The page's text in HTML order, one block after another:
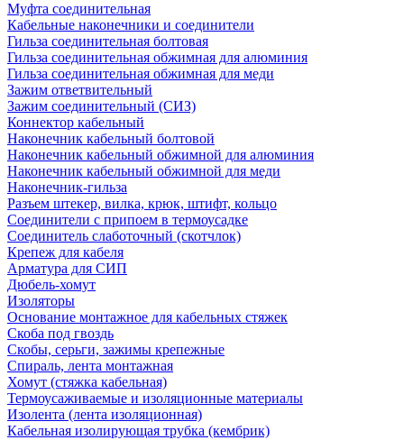
Муфта соединительная
Кабельные наконечники и соединители
Гильза соединительная болтовая
Гильза соединительная обжимная для алюминия
Гильза соединительная обжимная для меди
Зажим ответвительный
Зажим соединительный (СИЗ)
Коннектор кабельный
Наконечник кабельный болтовой
Наконечник кабельный обжимной для алюминия
Наконечник кабельный обжимной для меди
Наконечник-гильза
Разъем штекер, вилка, крюк, штифт, кольцо
Соединители с припоем в термоусадке
Соединитель слаботочный (скотчлок)
Крепеж для кабеля
Арматура для СИП
Дюбель-хомут
Изоляторы
Основание монтажное для кабельных стяжек
Скоба под гвоздь
Скобы, серьги, зажимы крепежные
Спираль, лента монтажная
Хомут (стяжка кабельная)
Термоусаживаемые и изоляционные материалы
Изолента (лента изоляционная)
Кабельная изолирующая трубка (кембрик)